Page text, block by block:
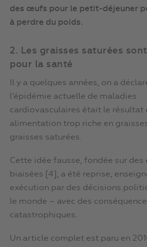
des œufs pour le petit-déjeuner
à perdre du poids.
2. Les graisses saturées
pour la santé
Il y a quelques années, on a
l’épidémie actuelle de maladies
cardiovasculaires était le résultat
alimentation trop riche en
graisses saturées.
Cette idée fausse, fondée sur des
biaisées [4], a été reprise,
exécution par des décisions
le monde – avec des
catastrophiques.
Un article complet est paru en